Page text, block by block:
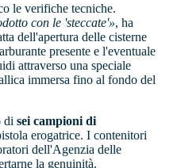
le verifiche tecniche.
con le 'steccate'», ha
dell'apertura delle cisterne
presente e l'eventuale
attraverso una speciale
immersa fino al fondo del
di sei campioni di
erogatrice. I contenitori
dell'Agenzia delle
la genuinità.